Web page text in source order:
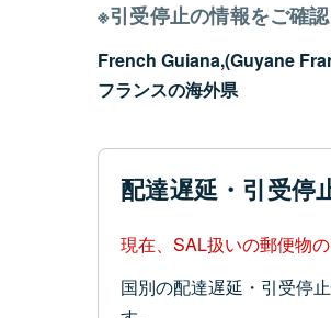
※引受停止の情報をご確認
French Guiana,(Guyane
フランスの海外県
配達遅延・引受停
現在、SAL扱いの郵便物
国別の配達遅延・引受停